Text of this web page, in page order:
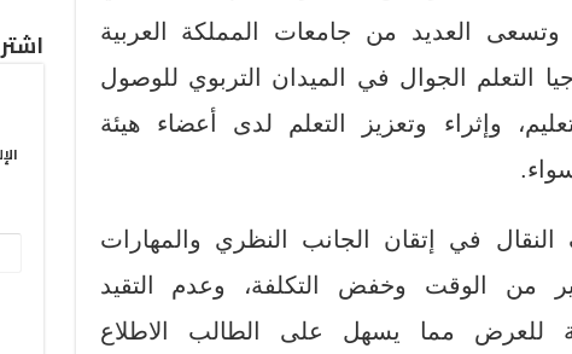
وتسعى العديد من جامعات المملكة العربية
التعلم الجوال في الميدان التربوي للوصول
وإثراء وتعزيز التعلم لدى أعضاء هيئة
في إتقان الجانب النظري والمهارات
من الوقت وخفض التكلفة، وعدم التقيد
للعرض مما يسهل على الطالب الاطلاع